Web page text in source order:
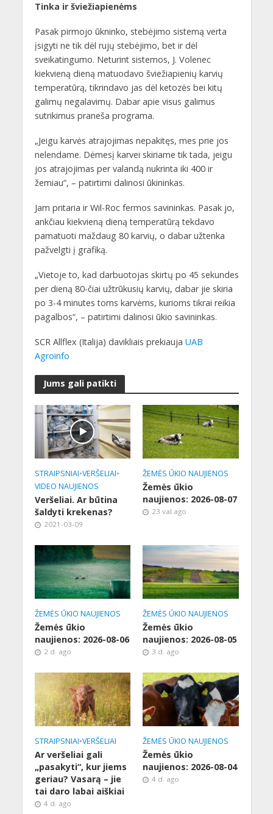
Tinka ir šviežiapienėms
Pasak pirmojo ūkninko, stebėjimo sistemą verta
įsigyti ne tik dėl rujų stebėjimo, bet ir dėl
sveikatingumo. Neturint sistemos, J. Volenec
kiekvieną dieną matuodavo šviežiapienių karvių
temperatūrą, tikrindavo jas dėl ketozės bei kitų
galimų negalavimų. Dabar apie visus galimus
sutrikimus praneša programa.
„Jeigu karvės atrajojimas nepakitęs, mes prie jos
nelendame. Dėmesį karvei skiriame tik tada, jeigu
jos atrajojimas per valandą nukrinta iki 400 ir
žemiau“, – patirtimi dalinosi ūkininkas.
Jam pritaria ir Wil-Roc fermos savininkas. Pasak jo,
ankčiau kiekvieną dieną temperatūrą tekdavo
pamatuoti maždaug 80 karvių, o dabar užtenka
pažvelgti į grafiką.
„Vietoje to, kad darbuotojas skirtų po 45 sekundes
per dieną 80-čiai užtrūkusių karvių, dabar jie skiria
po 3-4 minutes toms karvėms, kurioms tikrai reikia
pagalbos“, – patirtimi dalinosi ūkio savininkas.
SCR Allflex (Italija) davikliais prekiauja UAB
Agroinfo
Jums gali patikti
STRAIPSNIAI•VERŠELIAI•
VIDEO NAUJIENOS
Veršeliai. Ar būtina
šaldyti krekenas?
2021-03-09
ŽEMĖS ŪKIO NAUJIENOS
Žemės ūkio
naujienos: 2026-08-07
23 val ago
ŽEMĖS ŪKIO NAUJIENOS
Žemės ūkio
naujienos: 2026-08-06
2 d. ago
ŽEMĖS ŪKIO NAUJIENOS
Žemės ūkio
naujienos: 2026-08-05
3 d. ago
STRAIPSNIAI•VERŠELIAI
Ar veršeliai gali
„pasakyti“, kur jiems
geriau? Vasarą – jie
tai daro labai aiškiai
4 d. ago
ŽEMĖS ŪKIO NAUJIENOS
Žemės ūkio
naujienos: 2026-08-04
4 d. ago